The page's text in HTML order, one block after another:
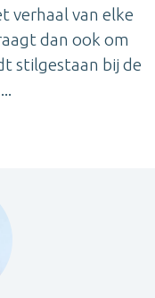
verhaal van elke
dan ook om
stilgestaan bij de